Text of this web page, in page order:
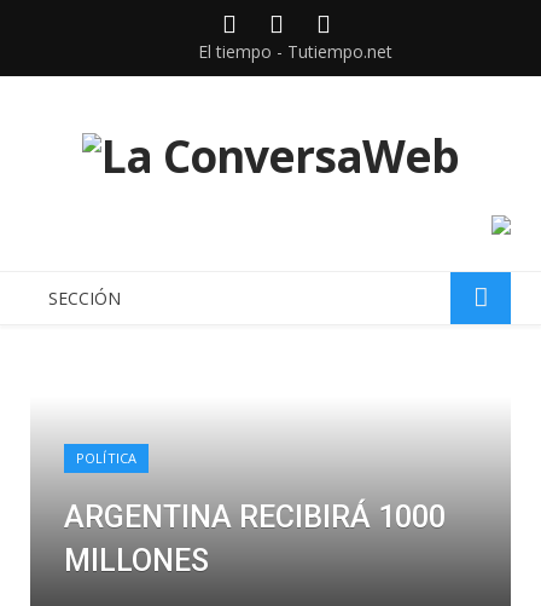
Facebook
Twitter
El tiempo - Tutiempo.net
SECCIÓN
POLÍTICA
ARGENTINA RECIBIRÁ 1000
MILLONES